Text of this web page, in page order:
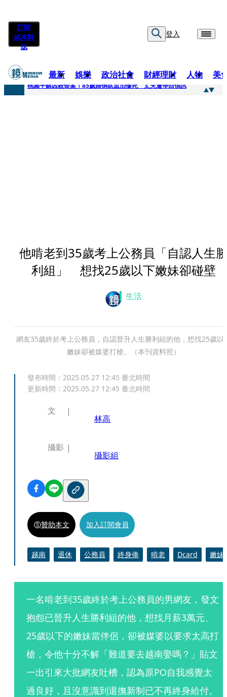
訂閱
紙本雜
誌
登入
最新 娛樂 政治社會 財經理財 人物 美
快訊
桃園平鎮凶殺命案！85歲婦倒臥血泊慘死 丈夫遭帶回偵訊
他啃老到35歲考上公務員「自認人生
利組」 想找25歲以下嫩妹卻碰壁
生活
網友35歲終於考上公務員，自認晉升人生勝利組的他，想找25歲以
嫩妹卻被媒婆打槍。（本刊資料照）
發布時間： 2025.05.27 12:45 臺北時間
更新時間： 2025.05.27 12:45 臺北時間
文
林高
攝影
攝影組
贊助本文 加入訂閱會員
越南 退休 公務員 終身俸 啃老 Dcard 嫩妹
一名啃老到35歲終於考上公務員的男網友，發文
抱怨已晉升人生勝利組的他，想找月薪3萬元、
25歲以下的嫩妹當伴侶，卻被媒婆以要求太高打
槍，令他十分不解「難道要去越南娶嗎？」貼文
一出引來大批網友吐槽，認為原PO自我感覺太
過良好，且沒意識到退撫新制已不再終身給付。